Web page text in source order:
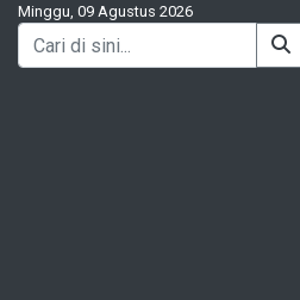
Minggu, 09 Agustus 2026